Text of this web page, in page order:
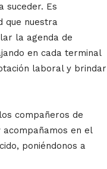
suceder. Es
que nuestra
la agenda de
en cada terminal
laboral y brindar
compañeros de
en el
poniéndonos a